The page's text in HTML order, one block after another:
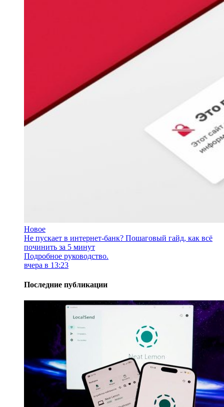
Новое
Не пускает в интернет-банк? Пошаговый гайд, как всё
починить за 5 минут
Подробное руководство.
вчера в 13:23
Последние публикации